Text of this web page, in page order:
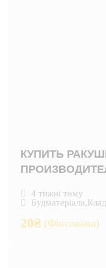
КУПИТЬ
4 тижні тому
Будматеріали,
20₴ (Фіксована)